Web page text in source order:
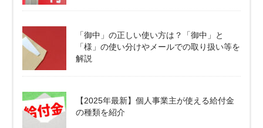
「御中」の正しい使い方は？「御中」と
「様」の使い分けやメールでの取り扱い等を
解説
【2025年最新】個人事業主が使える給付金
の種類を紹介